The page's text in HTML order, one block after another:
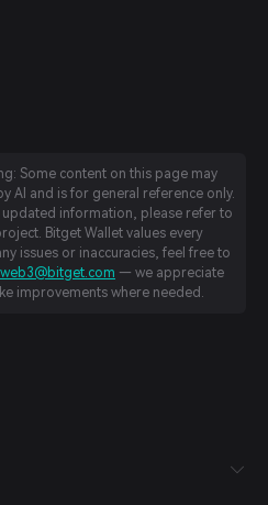
Some content on this page may
AI and is for general reference only.
updated information, please refer to
Bitget Wallet values every
issues or inaccuracies, feel free to
— we appreciate
improvements where needed.